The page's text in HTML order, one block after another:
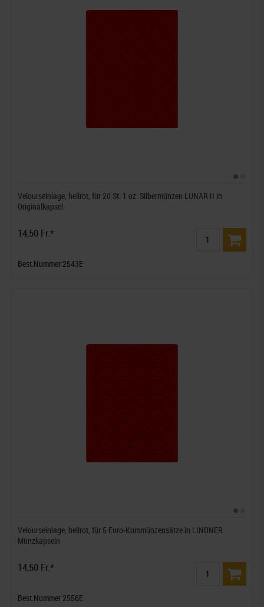
Velourseinlage, hellrot, für 20 St. 1 oz. Silbermünzen LUNAR II in
Originalkapsel
14,50 Fr.*
Best.Nummer 2543E
Velourseinlage, hellrot, für 5 Euro-Kursmünzensätze in LINDNER
Münzkapseln
14,50 Fr.*
Best.Nummer 2556E